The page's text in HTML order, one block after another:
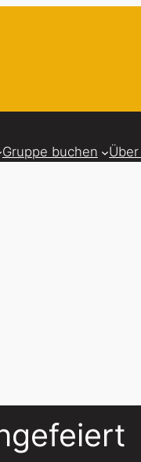
Gruppe buchen